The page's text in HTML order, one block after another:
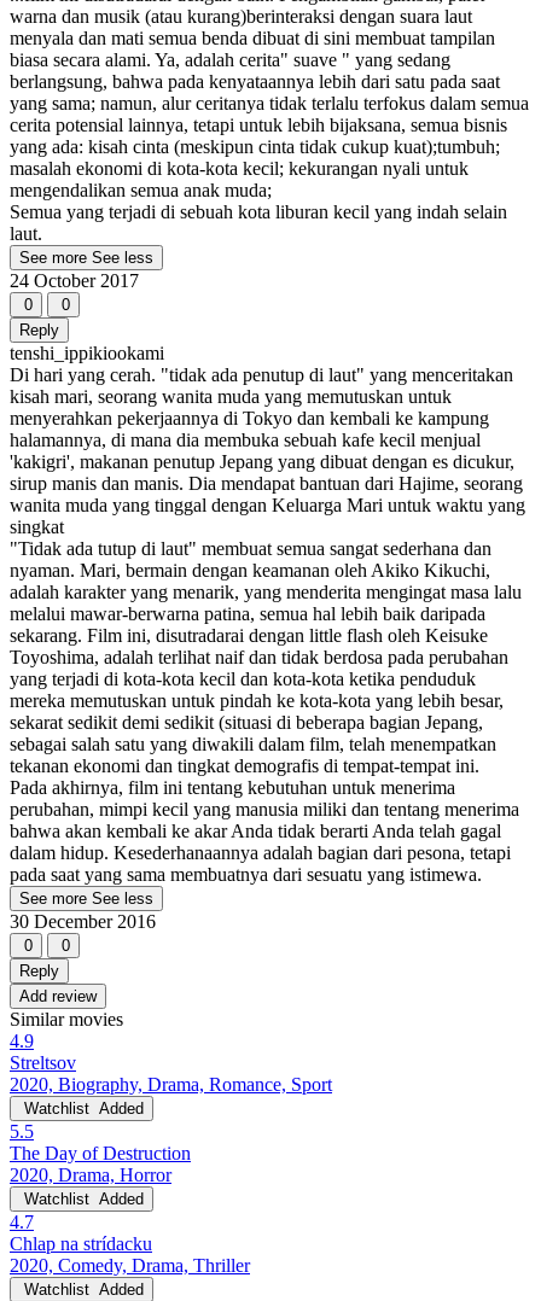
warna dan musik (atau kurang)berinteraksi dengan suara laut
menyala dan mati semua benda dibuat di sini membuat tampilan
biasa secara alami. Ya, adalah cerita" suave " yang sedang
berlangsung, bahwa pada kenyataannya lebih dari satu pada saat
yang sama; namun, alur ceritanya tidak terlalu terfokus dalam semua
cerita potensial lainnya, tetapi untuk lebih bijaksana, semua bisnis
yang ada: kisah cinta (meskipun cinta tidak cukup kuat);tumbuh;
masalah ekonomi di kota-kota kecil; kekurangan nyali untuk
mengendalikan semua anak muda;
Semua yang terjadi di sebuah kota liburan kecil yang indah selain
laut.
See more See less
24 October 2017
0
0
Reply
tenshi_ippikiookami
Di hari yang cerah. "tidak ada penutup di laut" yang menceritakan
kisah mari, seorang wanita muda yang memutuskan untuk
menyerahkan pekerjaannya di Tokyo dan kembali ke kampung
halamannya, di mana dia membuka sebuah kafe kecil menjual
'kakigri', makanan penutup Jepang yang dibuat dengan es dicukur,
sirup manis dan manis. Dia mendapat bantuan dari Hajime, seorang
wanita muda yang tinggal dengan Keluarga Mari untuk waktu yang
singkat
"Tidak ada tutup di laut" membuat semua sangat sederhana dan
nyaman. Mari, bermain dengan keamanan oleh Akiko Kikuchi,
adalah karakter yang menarik, yang menderita mengingat masa lalu
melalui mawar-berwarna patina, semua hal lebih baik daripada
sekarang. Film ini, disutradarai dengan little flash oleh Keisuke
Toyoshima, adalah terlihat naif dan tidak berdosa pada perubahan
yang terjadi di kota-kota kecil dan kota-kota ketika penduduk
mereka memutuskan untuk pindah ke kota-kota yang lebih besar,
sekarat sedikit demi sedikit (situasi di beberapa bagian Jepang,
sebagai salah satu yang diwakili dalam film, telah menempatkan
tekanan ekonomi dan tingkat demografis di tempat-tempat ini.
Pada akhirnya, film ini tentang kebutuhan untuk menerima
perubahan, mimpi kecil yang manusia miliki dan tentang menerima
bahwa akan kembali ke akar Anda tidak berarti Anda telah gagal
dalam hidup. Kesederhanaannya adalah bagian dari pesona, tetapi
pada saat yang sama membuatnya dari sesuatu yang istimewa.
See more See less
30 December 2016
0
0
Reply
Add review
Similar movies
4.9
Streltsov
2020, Biography, Drama, Romance, Sport
Watchlist Added
5.5
The Day of Destruction
2020, Drama, Horror
Watchlist Added
4.7
Chlap na strídacku
2020, Comedy, Drama, Thriller
Watchlist Added